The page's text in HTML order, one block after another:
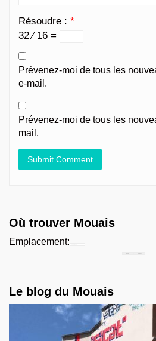
Résoudre : *
32 ⁄ 16 =
Prévenez-moi de tous les
e-mail.
Prévenez-moi de tous les
mail.
Où trouver Mouais
Emplacement:
Le blog du Mouais